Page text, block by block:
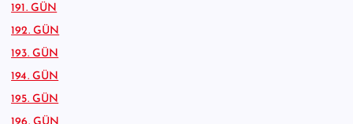
191. GÜN
192. GÜN
193. GÜN
194. GÜN
195. GÜN
196. GÜN